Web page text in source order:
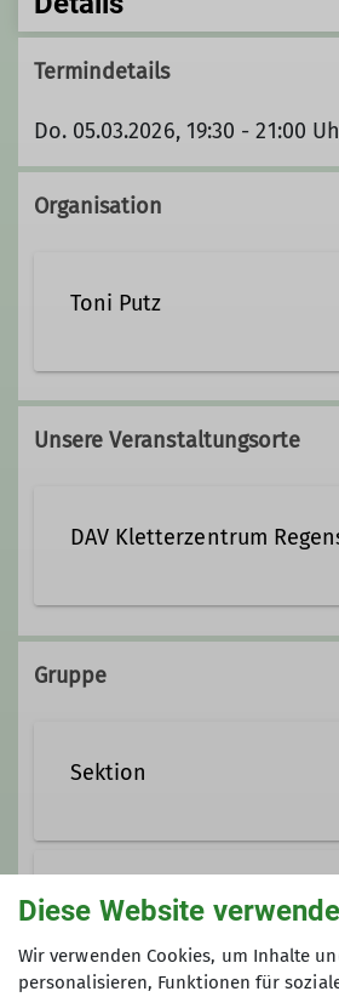
Termindetails
Do. 05.03.2026, 19:30 - 21:00
Organisation
Toni Putz
Unsere Veranstaltungsorte
DAV Kletterzentrum
Am Silbergarten 6
Gruppe
Sektion
Vorträge
Diese Website
Wir verwenden Cookies, um Inhalte
personalisieren, Funktionen für